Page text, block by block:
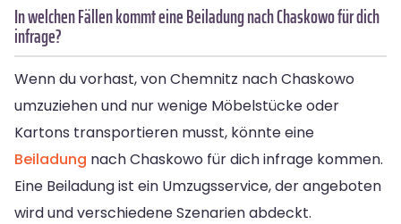
In welchen Fällen kommt eine Beiladung nach Chaskowo für dich
infrage?
Wenn du vorhast, von Chemnitz nach Chaskowo
umzuziehen und nur wenige Möbelstücke oder
Kartons transportieren musst, könnte eine
Beiladung nach Chaskowo für dich infrage kommen.
Eine Beiladung ist ein Umzugsservice, der angeboten
wird und verschiedene Szenarien abdeckt.